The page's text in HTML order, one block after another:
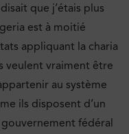
que j’étais plus
est à moitié
appliquant la charia
veulent vraiment être
au système
ils disposent d’un
fédéral